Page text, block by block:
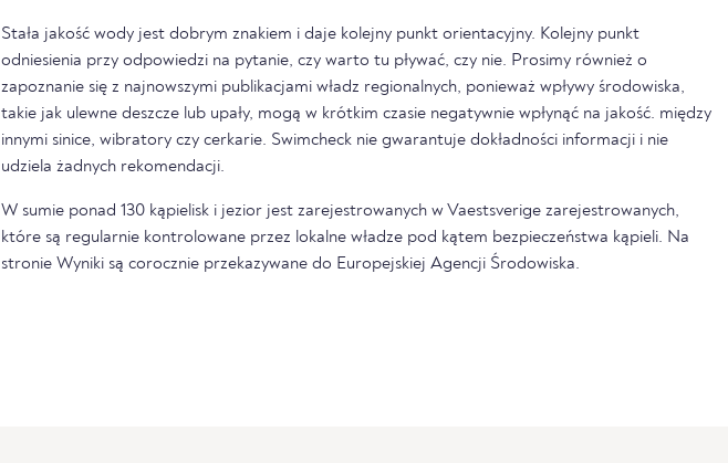
Stała jakość wody jest dobrym znakiem i daje kolejny punkt orientacyjny. Kolejny punkt
odniesienia przy odpowiedzi na pytanie, czy warto tu pływać, czy nie. Prosimy również o
zapoznanie się z najnowszymi publikacjami władz regionalnych, ponieważ wpływy środowiska,
takie jak ulewne deszcze lub upały, mogą w krótkim czasie negatywnie wpłynąć na jakość. między
innymi sinice, wibratory czy cerkarie. Swimcheck nie gwarantuje dokładności informacji i nie
udziela żadnych rekomendacji.
W sumie ponad 130 kąpielisk i jezior jest zarejestrowanych w Vaestsverige zarejestrowanych,
które są regularnie kontrolowane przez lokalne władze pod kątem bezpieczeństwa kąpieli. Na
stronie Wyniki są corocznie przekazywane do Europejskiej Agencji Środowiska.